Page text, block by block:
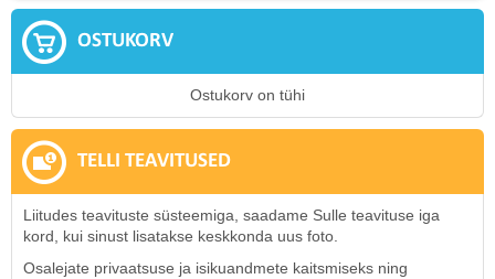
OSTUKORV
Ostukorv on tühi
TELLI TEAVITUSED
Liitudes teavituste süsteemiga, saadame Sulle teavituse iga
kord, kui sinust lisatakse keskkonda uus foto.
Osalejate privaatsuse ja isikuandmete kaitsmiseks ning